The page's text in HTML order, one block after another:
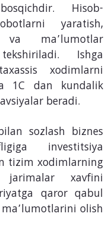
Hisob-
yaratish,
va ma’lumotlar
Ishga
xodimlarni
1C dan kundalik
beradi.
sozlash biznes
investitsiya
tizim xodimlarning
xavfini
qaror qabul
olish